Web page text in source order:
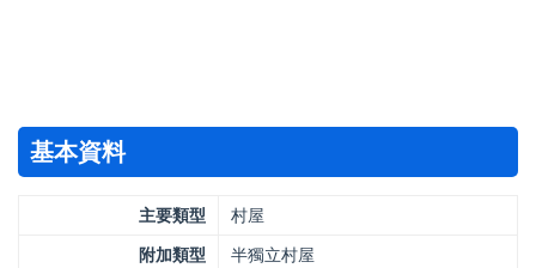
基本資料
主要類型
村屋
附加類型
半獨立村屋